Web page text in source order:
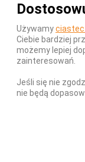
Używamy
Ciebie bardziej
możemy lepiej
zainteresowań.
Jeśli się nie
nie będą
ul. Stołeczna 2/lok
15-879 Białystok
Telefon:
539 111
Infolinia:Pn-Pt 9-17
E-mail: